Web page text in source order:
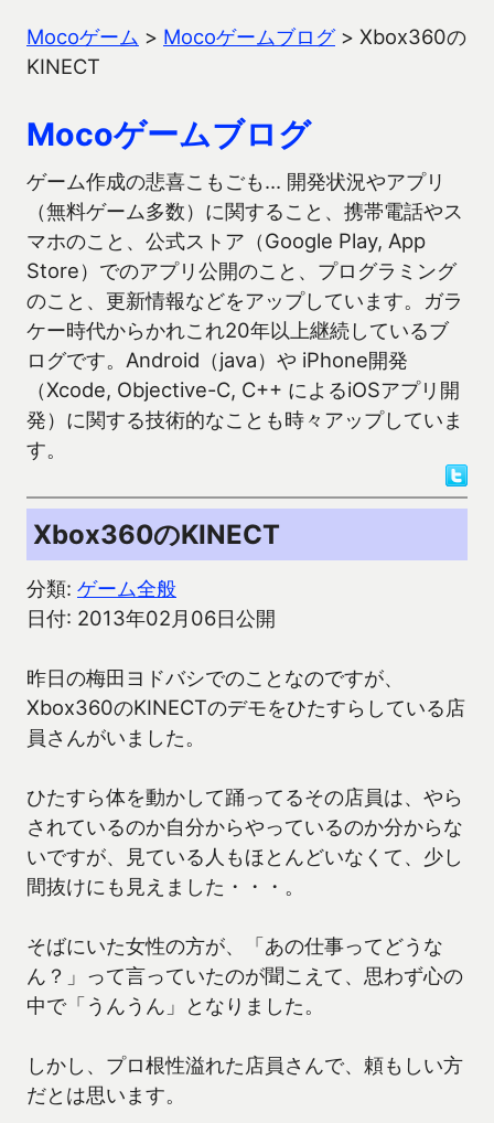
Mocoゲーム > Mocoゲームブログ> Xbox360の
KINECT
Mocoゲームブログ
ゲーム作成の悲喜こもごも… 開発状況やアプリ
（無料ゲーム多数）に関すること、携帯電話やス
マホのこと、公式ストア（Google Play, App
Store）でのアプリ公開のこと、プログラミング
のこと、更新情報などをアップしています。ガラ
ケー時代からかれこれ20年以上継続しているブ
ログです。Android（java）や iPhone開発
（Xcode, Objective-C, C++ によるiOSアプリ開
発）に関する技術的なことも時々アップしていま
す。
Xbox360のKINECT
分類: ゲーム全般
日付: 2013年02月06日公開
昨日の梅田ヨドバシでのことなのですが、
Xbox360のKINECTのデモをひたすらしている店
員さんがいました。
ひたすら体を動かして踊ってるその店員は、やら
されているのか自分からやっているのか分からな
いですが、見ている人もほとんどいなくて、少し
間抜けにも見えました・・・。
そばにいた女性の方が、「あの仕事ってどうな
ん？」って言っていたのが聞こえて、思わず心の
中で「うんうん」となりました。
しかし、プロ根性溢れた店員さんで、頼もしい方
だとは思います。